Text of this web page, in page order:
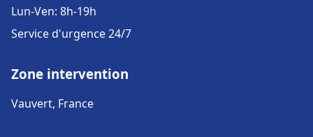
Lun-Ven: 8h-19h
Service d'urgence 24/7
Zone intervention
Vauvert, France